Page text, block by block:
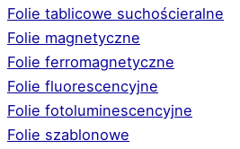
Folie tablicowe suchościeralne
Folie magnetyczne
Folie ferromagnetyczne
Folie fluorescencyjne
Folie fotoluminescencyjne
Folie szablonowe